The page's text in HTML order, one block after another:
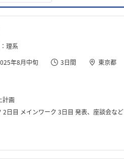
理系
年8月中旬 3日間 東京都
計画
2日目 メインワーク 3日目 発表、座談会など